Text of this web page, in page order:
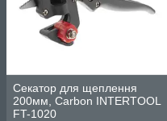
Секатор для щеплення
200мм, Carbon INTERTOOL
FT-1020